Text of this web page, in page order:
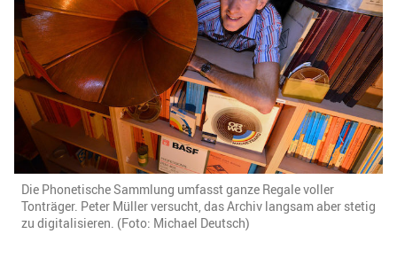
Die Phonetische Sammlung umfasst ganze Regale voller
Tonträger. Peter Müller versucht, das Archiv langsam aber stetig
zu digitalisieren. (Foto: Michael Deutsch)